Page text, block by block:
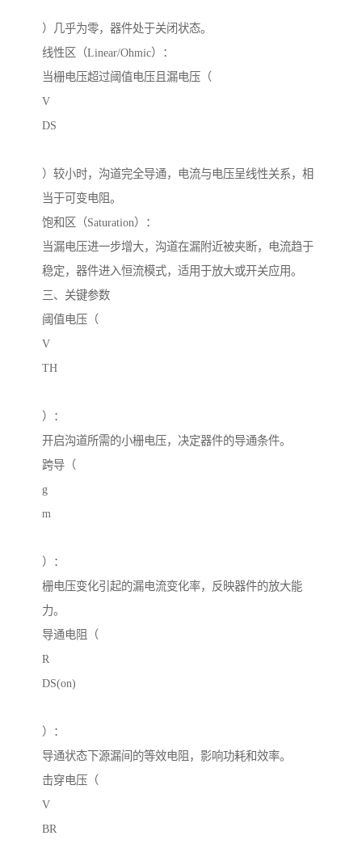
）几乎为零，器件处于关闭状态。
线性区（Linear/Ohmic）：
当栅电压超过阈值电压且漏电压（
V
DS
）较小时，沟道完全导通，电流与电压呈线性关系，相
当于可变电阻。
饱和区（Saturation）：
当漏电压进一步增大，沟道在漏附近被夹断，电流趋于
稳定，器件进入恒流模式，适用于放大或开关应用。
三、关键参数
阈值电压（
V
TH
）：
开启沟道所需的小栅电压，决定器件的导通条件。
跨导（
g
m
）：
栅电压变化引起的漏电流变化率，反映器件的放大能
力。
导通电阻（
R
DS(on)
）：
导通状态下源漏间的等效电阻，影响功耗和效率。
击穿电压（
V
BR